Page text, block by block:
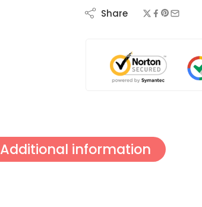
Share
Additional information